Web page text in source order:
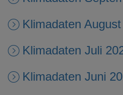
Klimadaten
Klimadaten Juli
Klimadaten Juni